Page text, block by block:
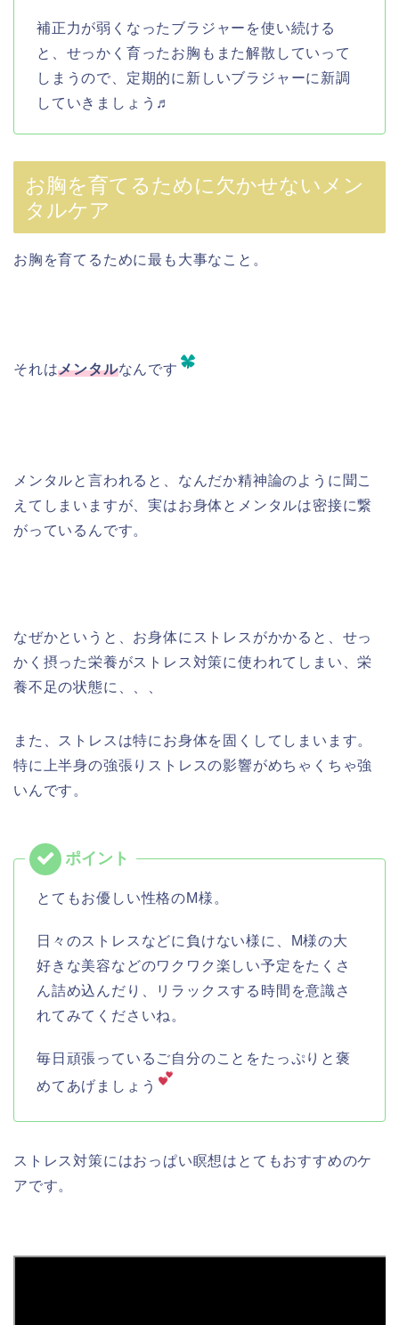
補正力が弱くなったブラジャーを使い続ける
と、せっかく育ったお胸もまた解散していって
しまうので、定期的に新しいブラジャーに新調
していきましょう♬
お胸を育てるために欠かせないメン
タルケア
お胸を育てるために最も大事なこと。
それはメンタルなんです
メンタルと言われると、なんだか精神論のように聞こ
えてしまいますが、実はお身体とメンタルは密接に繋
がっているんです。
なぜかというと、お身体にストレスがかかると、せっ
かく摂った栄養がストレス対策に使われてしまい、栄
養不足の状態に、、、
また、ストレスは特にお身体を固くしてしまいます。
特に上半身の強張りストレスの影響がめちゃくちゃ強
いんです。
とてもお優しい性格のM様。
日々のストレスなどに負けない様に、M様の大
好きな美容などのワクワク楽しい予定をたくさ
ん詰め込んだり、リラックスする時間を意識さ
れてみてくださいね。
毎日頑張っているご自分のことをたっぷりと褒
めてあげましょう
ストレス対策にはおっぱい瞑想はとてもおすすめのケ
アです。